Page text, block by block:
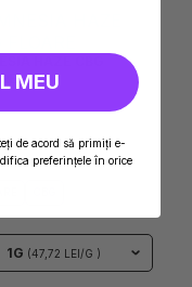
1G (47,72 LEI/G )
MEU
de acord să primiți e-
preferințele în orice